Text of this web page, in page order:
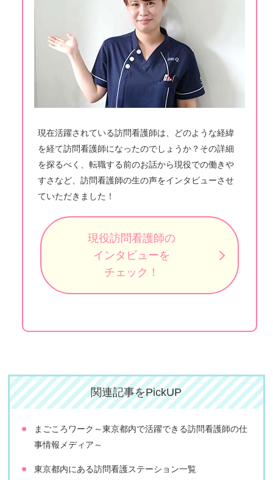
現在活躍されている訪問看護師は、どのような経緯
を経て訪問看護師になったのでしょうか？その詳細
を探るべく、転職する前のお話から現役での働きや
すさなど、訪問看護師の生の声をインタビューさせ
ていただきました！
現役訪問看護師の
インタビューを
チェック！
関連記事をPickUP
まごころワーク～東京都内で活躍できる訪問看護師の仕
事情報メディア～
東京都内にある訪問看護ステーション一覧